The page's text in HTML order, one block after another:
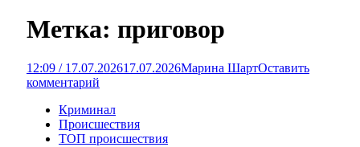
Метка: приговор
12:09 / 17.07.202617.07.2026Марина ШартОставить
комментарий
Криминал
Происшествия
ТОП происшествия